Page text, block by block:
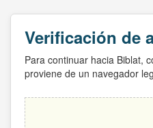
Verificación de
Para continuar hacia Biblat,
proviene de un navegador